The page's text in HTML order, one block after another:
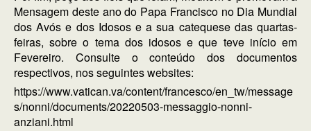
Mensagem deste ano do Papa Francisco no Dia Mundial
dos Avós e dos Idosos e a sua catequese das quartas-
feiras, sobre o tema dos idosos e que teve início em
Fevereiro. Consulte o conteúdo dos documentos
respectivos, nos seguintes websites:
https://www.vatican.va/content/francesco/en_tw/message
s/nonni/documents/20220503-messaggio-nonni-
anziani.html